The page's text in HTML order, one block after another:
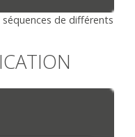
de différents